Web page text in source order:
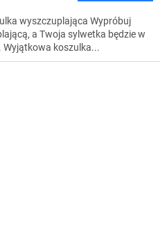
wyszczuplająca Wypróbuj
a Twoja sylwetka będzie w
koszulka...